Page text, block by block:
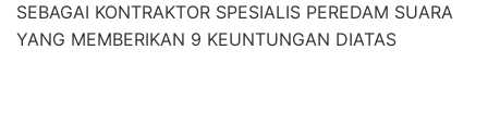
SEBAGAI KONTRAKTOR SPESIALIS PEREDAM SUARA
YANG MEMBERIKAN 9 KEUNTUNGAN DIATAS